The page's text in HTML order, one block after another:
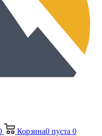
Корзина0 пуста 0